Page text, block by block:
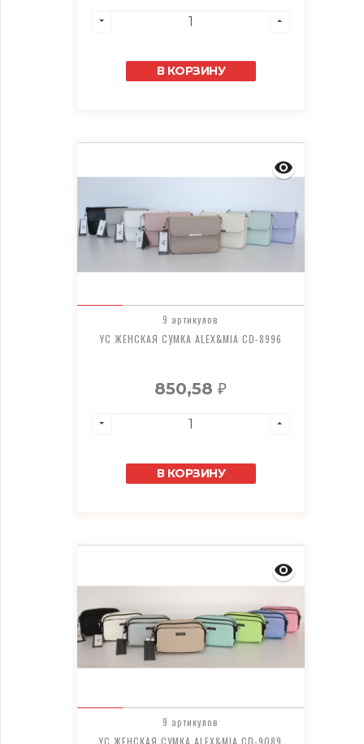
В КОРЗИНУ
9 артикулов
YC ЖЕНСКАЯ СУМКА ALEX&MIA CD-8996
850,58₽
В КОРЗИНУ
9 артикулов
YC ЖЕНСКАЯ СУМКА ALEX&MIA CD-9089